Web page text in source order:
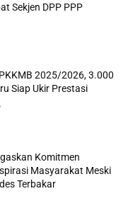
Sekjen DPP PPP
2025/2026, 3.000
Siap Ukir Prestasi
Komitmen
Masyarakat Meski
Terbakar